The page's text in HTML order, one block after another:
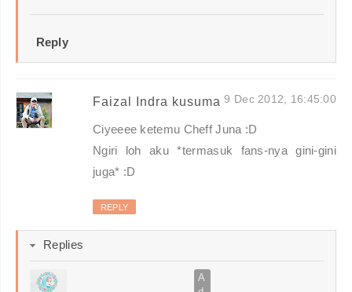
Reply
Faizal Indra kusuma 9 Dec 2012, 16:45:00
Ciyeeee ketemu Cheff Juna :D
Ngiri loh aku *termasuk fans-nya gini-gini
juga* :D
REPLY
Replies